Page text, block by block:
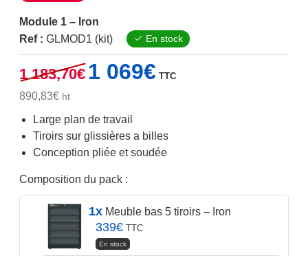
Module 1 – Iron
Ref : GLMOD1 (kit) En stock
1 183,70€
Le
prix
183,70€.
1 069€prix
069€.
TTC
890,83€ht
Large plan de travail
Tiroirs sur glissières a billes
Conception pliée et soudée
Composition du pack :
1xMeuble bas 5 tiroirs – Iron
339€ TTC
En stock